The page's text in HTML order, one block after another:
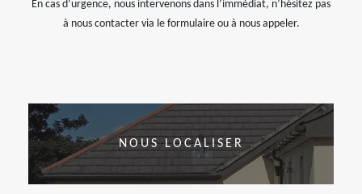
En cas d’urgence, nous intervenons dans l’immédiat, n’hésitez pas
à nous contacter via le formulaire ou à nous appeler.
NOUS LOCALISER